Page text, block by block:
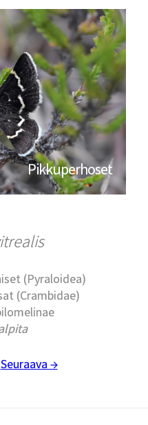
Pikkuperhoset
(Pyraloidea)
(Crambidae)
Seuraava →